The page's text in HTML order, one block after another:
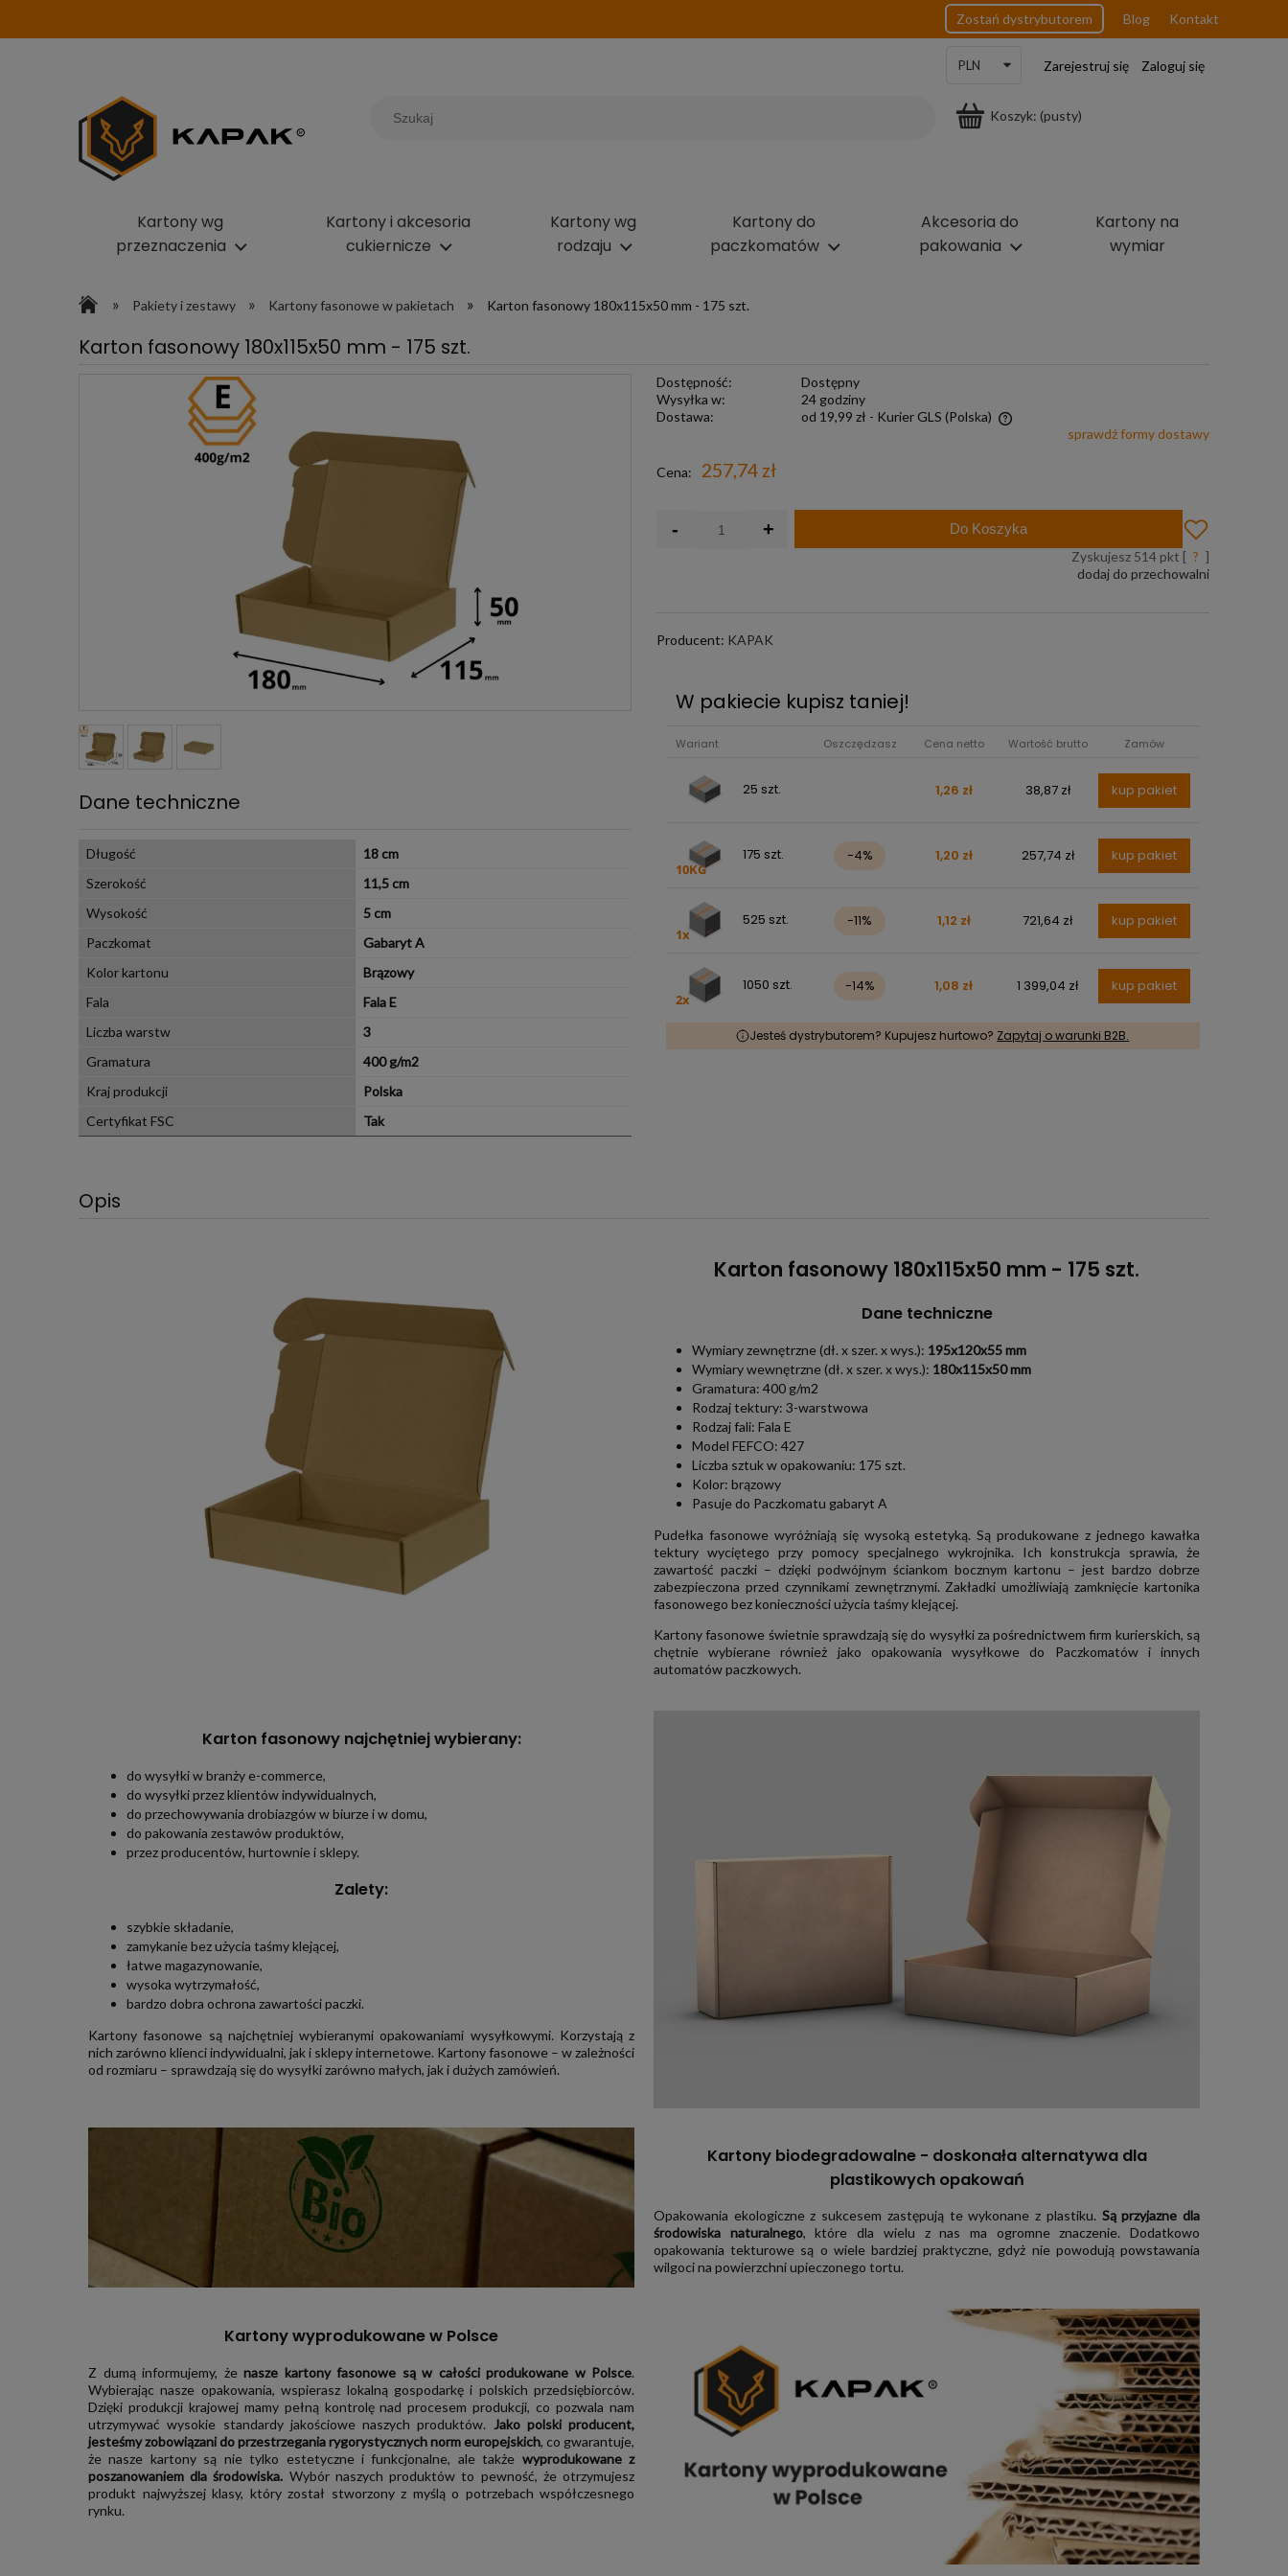
Zarejestruj się Zaloguj się
Koszyk: (pusty)
Zostań dystrybutorem Blog Kontakt
Kartony wg
przeznaczenia
Kartony i akcesoria
cukiernicze
Kartony wg
rodzaju
Kartony do
paczkomatów
Akcesoria do
pakowania
Kartony na
wymiar
» Pakiety i zestawy » Kartony fasonowe w pakietach » Karton fasonowy 180x115x50 mm - 175 szt.
Karton fasonowy 180x115x50 mm - 175 szt.
Dane techniczne
Długość
18 cm
Szerokość
11,5 cm
Wysokość
5 cm
Paczkomat
Gabaryt A
Kolor kartonu
Brązowy
Fala
Fala E
Liczba warstw
3
Gramatura
400 g/m2
Kraj produkcji
Polska
Certyfikat FSC
Tak
Dostępność:
Dostępny
Wysyłka w:
24 godziny
Dostawa:
od 19,99 zł - Kurier GLS (Polska)
Darmowa wysyłka już od 299 zł
sprawdź formy dostawy
Cena: 257,74 zł
- + Do Koszyka
Zyskujesz 514pkt [ ? ]
dodaj do przechowalni
Producent: KAPAK
W pakiecie kupisz taniej!
Wariant Oszczędzasz Cena netto Wartość brutto Zamów
25 szt. 1,26 zł 38,87 zł kup pakiet
175 szt. -4% 1,20 zł 257,74 zł kup pakiet
525 szt. -11% 1,12 zł 721,64 zł kup pakiet
1050 szt. -14% 1,08 zł 1 399,04 zł kup pakiet
Jesteś dystrybutorem? Kupujesz hurtowo? Zapytaj o warunki B2B.
Opis
Karton fasonowy 180x115x50 mm - 175 szt.
Dane techniczne
Wymiary zewnętrzne (dł. x szer. x wys.): 195x120x55mm
Wymiary wewnętrzne (dł. x szer. x wys.): 180x115x50mm
Gramatura: 400 g/m2
Rodzaj tektury: 3-warstwowa
Rodzaj fali: Fala E
Model FEFCO: 427
Liczba sztuk w opakowaniu: 175 szt.
Kolor: brązowy
Pasuje do Paczkomatu gabaryt A
Pudełka fasonowe wyróżniają się wysoką estetyką. Są produkowane z jednego kawałka
tektury wyciętego przy pomocy specjalnego wykrojnika. Ich konstrukcja sprawia, że
zawartość paczki – dzięki podwójnym ściankom bocznym kartonu – jest bardzo dobrze
zabezpieczona przed czynnikami zewnętrznymi. Zakładki umożliwiają zamknięcie kartonika
fasonowego bez konieczności użycia taśmy klejącej.
Kartony fasonowe świetnie sprawdzają się do wysyłki za pośrednictwem firm kurierskich, są
chętnie wybierane również jako opakowania wysyłkowe do Paczkomatów i innych
automatów paczkowych.
Karton fasonowy najchętniej wybierany:
do wysyłki w branży e-commerce,
do wysyłki przez klientów indywidualnych,
do przechowywania drobiazgów w biurze i w domu,
do pakowania zestawów produktów,
przez producentów, hurtownie i sklepy.
Zalety:
szybkie składanie,
zamykanie bez użycia taśmy klejącej,
łatwe magazynowanie,
wysoka wytrzymałość,
bardzo dobra ochrona zawartości paczki.
Kartony fasonowe są najchętniej wybieranymi opakowaniami wysyłkowymi. Korzystają z
nich zarówno klienci indywidualni, jak i sklepy internetowe. Kartony fasonowe – w zależności
od rozmiaru – sprawdzają się do wysyłki zarówno małych, jak i dużych zamówień.
Kartony biodegradowalne - doskonała alternatywa dla
plastikowych opakowań
Opakowania ekologiczne z sukcesem zastępują te wykonane z plastiku. Są przyjazne dla
środowiska naturalnego, które dla wielu z nas ma ogromne znaczenie. Dodatkowo
opakowania tekturowe są o wiele bardziej praktyczne, gdyż nie powodują powstawania
wilgoci na powierzchni upieczonego tortu.
Kartony wyprodukowane w Polsce
Z dumą informujemy, że nasze kartony fasonowe są w całości produkowane w Polsce.
Wybierając nasze opakowania, wspierasz lokalną gospodarkę i polskich przedsiębiorców.
Dzięki produkcji krajowej mamy pełną kontrolę nad procesem produkcji, co pozwala nam
utrzymywać wysokie standardy jakościowe naszych produktów. Jako polski producent,
jesteśmy zobowiązani do przestrzegania rygorystycznych norm europejskich, co gwarantuje,
że nasze kartony są nie tylko estetyczne i funkcjonalne, ale także wyprodukowane z
poszanowaniem dla środowiska. Wybór naszych produktów to pewność, że otrzymujesz
produkt najwyższej klasy, który został stworzony z myślą o potrzebach współczesnego
rynku.